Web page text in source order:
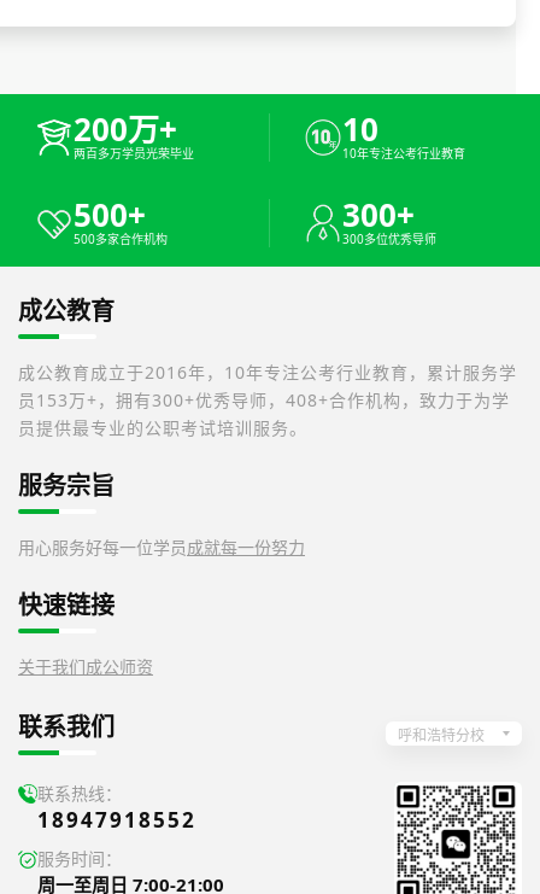
200万+
两百多万学员光荣毕业
10
10年专注公考行业教育
500+
500多家合作机构
300+
300多位优秀导师
成公教育
成公教育成立于2016年，10年专注公考行业教育，累计服务学
员153万+，拥有300+优秀导师，408+合作机构，致力于为学
员提供最专业的公职考试培训服务。
服务宗旨
用心服务好每一位学员成就每一份努力
快速链接
关于我们成公师资
联系我们 呼和浩特分校
联系热线：
18947918552
服务时间：
周一至周日 7:00-21:00